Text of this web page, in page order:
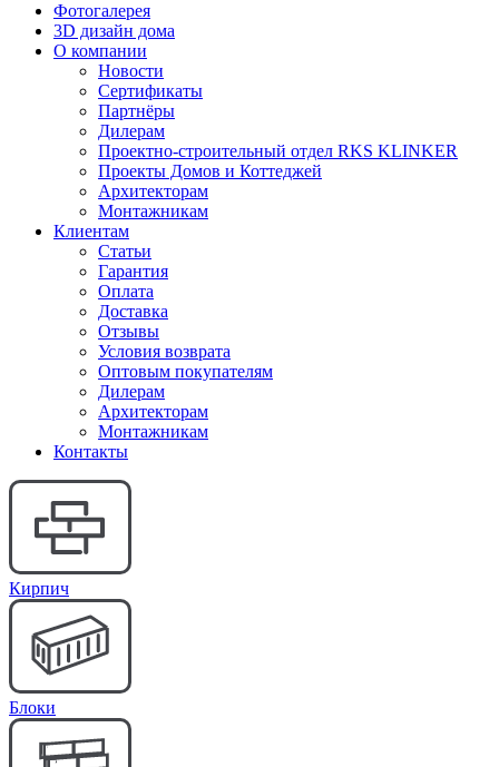
Фотогалерея
3D дизайн дома
О компании
Новости
Сертификаты
Партнёры
Дилерам
Проектно-строительный отдел RKS KLINKER
Проекты Домов и Коттеджей
Архитекторам
Монтажникам
Клиентам
Статьи
Гарантия
Оплата
Доставка
Отзывы
Условия возврата
Оптовым покупателям
Дилерам
Архитекторам
Монтажникам
Контакты
Кирпич
Блоки